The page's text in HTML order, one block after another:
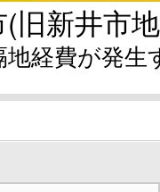
旧新井市
経費が発